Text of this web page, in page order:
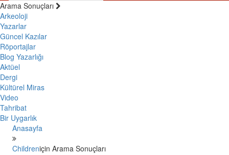
Arama Sonuçları
Arkeoloji
Yazarlar
Güncel Kazılar
Röportajlar
Blog Yazarlığı
Aktüel
Dergi
Kültürel Miras
Video
Tahribat
Bir Uygarlık
Anasayfa
Childreniçin Arama Sonuçları